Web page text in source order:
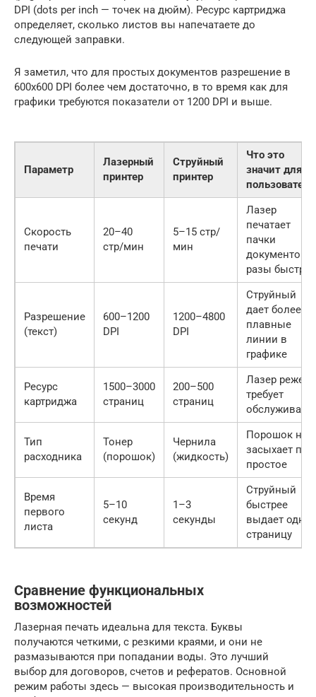
DPI (dots per inch — точек на дюйм). Ресурс картриджа
определяет, сколько листов вы напечатаете до
следующей заправки.
Я заметил, что для простых документов разрешение в
600х600 DPI более чем достаточно, в то время как для
графики требуются показатели от 1200 DPI и выше.
Параметр
Лазерный
принтер
Струйный
принтер
Что это
значит для
пользователя
Скорость
печати
20–40
стр/мин
5–15 стр/
мин
Лазер
печатает
пачки
документов в
разы быстрее
Разрешение
(текст)
600–1200
DPI
1200–4800
DPI
Струйный
дает более
плавные
линии в
графике
Ресурс
картриджа
1500–3000
страниц
200–500
страниц
Лазер реже
требует
Тип
расходника
Тонер
(порошок)
Чернила
(жидкость)
Порошок не
засыхает при
простое
Время
первого
листа
5–10
секунд
1–3
секунды
Струйный
быстрее
выдает одну
страницу
Сравнение функциональных
возможностей
Лазерная печать идеальна для текста. Буквы
получаются четкими, с резкими краями, и они не
размазываются при попадании воды. Это лучший
выбор для договоров, счетов и рефератов. Основной
режим работы здесь — высокая производительность и